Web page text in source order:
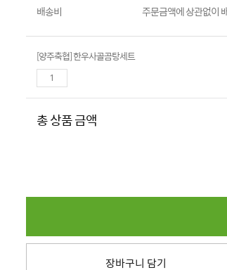
배송비 주문금액에 상관없이
[양주축협] 한우사골곰탕세트
총 상품 금액
장바구니 담기